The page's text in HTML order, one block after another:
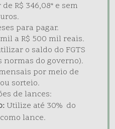
R$ 346,08* e sem
para pagar.
a R$ 500 mil reais.
o saldo do FGTS
normas do governo).
por meio de
sorteio.
de lances:
Utilize até 30% do
lance.